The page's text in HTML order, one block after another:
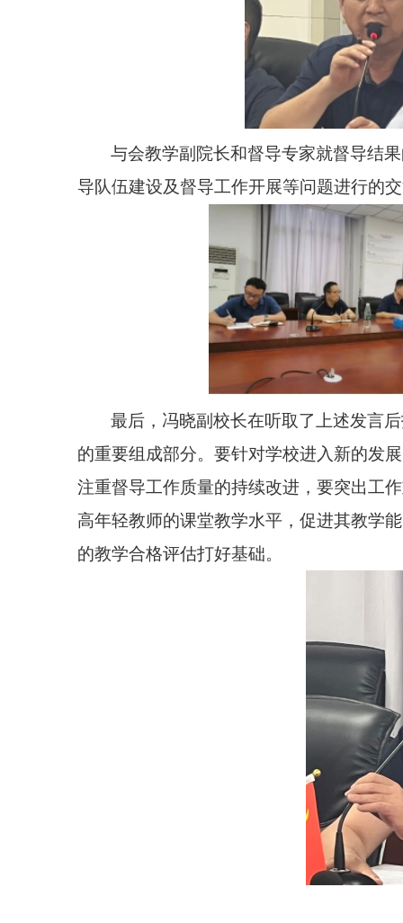
与会教学副 院长和督导专家就督导结
导队伍建设及督导工作开展等问题进行的
最后，冯晓副校长在听取了上述发言
的重要组成部分。要针对学校进入新的发
注重督导工作质量的持续改进， 要突出工
高年轻教师的课堂教学水平，促进其教学
的教学合格评估打好基础。